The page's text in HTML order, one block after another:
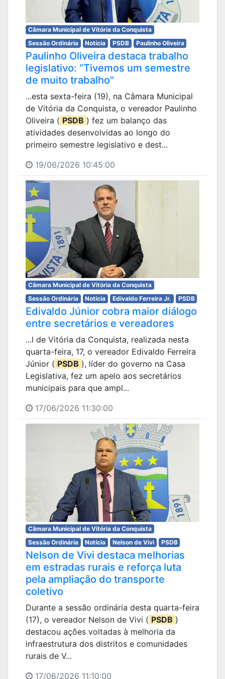
Câmara Municipal de Vitória da Conquista
Sessão Ordinária
Notícia PSDB Paulinho Oliveira
Paulinho Oliveira destaca trabalho
legislativo: “Tivemos um semestre
de muito trabalho"
...esta sexta-feira (19), na Câmara Municipal
de Vitória da Conquista, o vereador Paulinho
Oliveira ( PSDB ) fez um balanço das
atividades desenvolvidas ao longo do
primeiro semestre legislativo e dest...
19/06/2026 10:45:00
Câmara Municipal de Vitória da Conquista
Sessão Ordinária
Notícia Edivaldo Ferreira Jr. PSDB
Edivaldo Júnior cobra maior diálogo
entre secretários e vereadores
...l de Vitória da Conquista, realizada nesta
quarta-feira, 17, o vereador Edivaldo Ferreira
Júnior ( PSDB ), líder do governo na Casa
Legislativa, fez um apelo aos secretários
municipais para que ampl...
17/06/2026 11:30:00
Câmara Municipal de Vitória da Conquista
Sessão Ordinária
Notícia Nelson de Vivi PSDB
Nelson de Vivi destaca melhorias
em estradas rurais e reforça luta
pela ampliação do transporte
coletivo
Durante a sessão ordinária desta quarta-feira
(17), o vereador Nelson de Vivi ( PSDB )
destacou ações voltadas à melhoria da
infraestrutura dos distritos e comunidades
rurais de V...
17/06/2026 11:10:00